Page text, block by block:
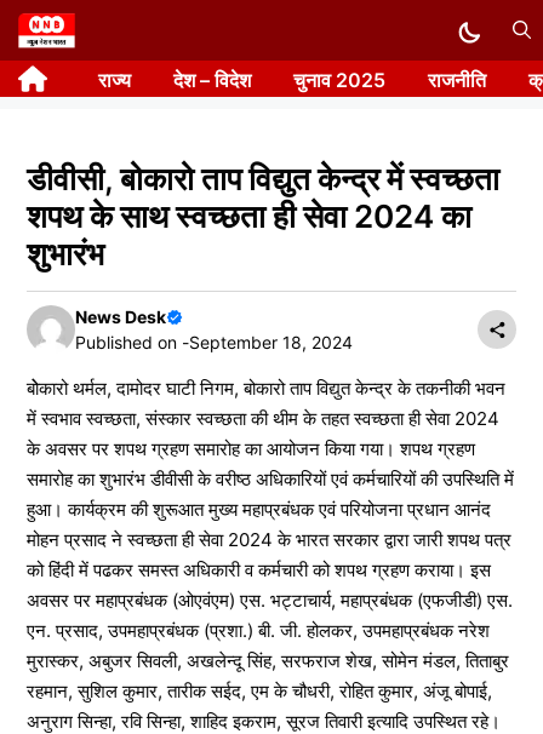
Skip
to
content राज्य देश – विदेश चुनाव 2025 राजनीति
डीवीसी, बोकारो ताप विद्युत केन्द्र में स्वच्छता
शपथ के साथ स्वच्छता ही सेवा 2024 का
शुभारंभ
News Desk
Published on -September 18, 2024
बोेकारो थर्मल, दामोदर घाटी निगम, बोकारो ताप विद्युत केन्द्र के तकनीकी भवन
में स्वभाव स्वच्छता, संस्कार स्वच्छता की थीम के तहत स्वच्छता ही सेवा 2024
के अवसर पर शपथ ग्रहण समारोह का आयोजन किया गया। शपथ ग्रहण
समारोह का शुभारंभ डीवीसी के वरीष्ठ अधिकारियों एवं कर्मचारियों की उपस्थिति में
हुआ। कार्यक्रम की शुरूआत मुख्य महाप्रबंधक एवं परियोजना प्रधान आनंद
मोहन प्रसाद ने स्वच्छता ही सेवा 2024 के भारत सरकार द्वारा जारी शपथ पत्र
को हिंदी में पढकर समस्त अधिकारी व कर्मचारी को शपथ ग्रहण कराया। इस
अवसर पर महाप्रबंधक (ओएवंएम) एस. भट्टाचार्य, महाप्रबंधक (एफजीडी) एस.
एन. प्रसाद, उपमहाप्रबंधक (प्रशा.) बी. जी. होलकर, उपमहाप्रबंधक नरेश
मुरास्कर, अबुजर सिवली, अखलेन्दू सिंह, सरफराज शेख, सोमेन मंडल, तिताबुर
रहमान, सुशिल कुमार, तारीक सईद, एम के चौधरी, रोहित कुमार, अंजू बोपाई,
अनुराग सिन्हा, रवि सिन्हा, शाहिद इकराम, सूरज तिवारी इत्यादि उपस्थित रहे।